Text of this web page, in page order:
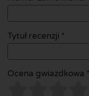
Tytuł recenzji *
Ocena gwiazdkowa *